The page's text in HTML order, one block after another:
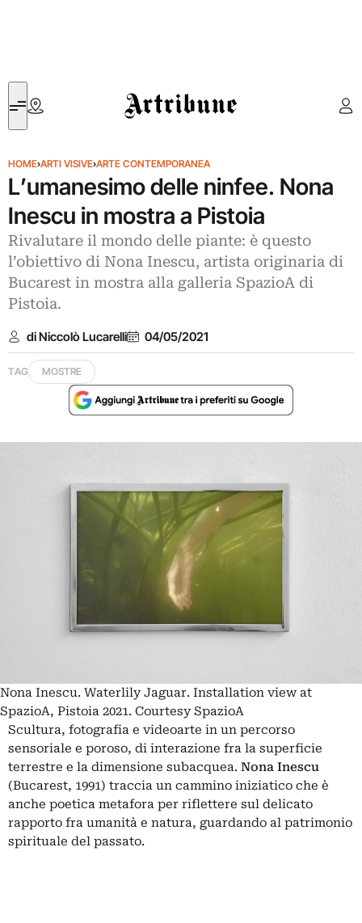
Artribune
HOME›ARTI VISIVE›ARTE CONTEMPORANEA
L’umanesimo delle ninfee. Nona
Inescu in mostra a Pistoia
Rivalutare il mondo delle piante: è questo
l’obiettivo di Nona Inescu, artista originaria di
Bucarest in mostra alla galleria SpazioA di
Pistoia.
di Niccolò Lucarelli 04/05/2021
TAG MOSTRE
Nona Inescu. Waterlily Jaguar. Installation view at
SpazioA, Pistoia 2021. Courtesy SpazioA
Scultura, fotografia e videoarte in un percorso
sensoriale e poroso, di interazione fra la superficie
terrestre e la dimensione subacquea. Nona Inescu
(Bucarest, 1991) traccia un cammino iniziatico che è
anche poetica metafora per riflettere sul delicato
rapporto fra umanità e natura, guardando al patrimonio
spirituale del passato.